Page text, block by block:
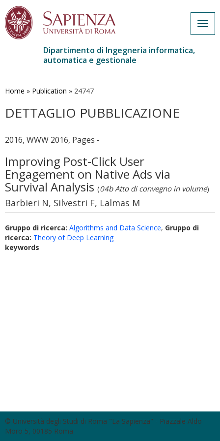
contenuto
Dipartimento di Ingegneria informatica,
automatica e gestionale
Home » Publication » 24747
DETTAGLIO PUBBLICAZIONE
2016, WWW 2016, Pages -
Improving Post-Click User
Engagement on Native Ads via
Survival Analysis (04b Atto di convegno in volume)
Barbieri N, Silvestri F, Lalmas M
Gruppo di ricerca: Algorithms and Data Science, Gruppo di
ricerca: Theory of Deep Learning
keywords
© Università degli Studi di Roma "La Sapienza" - Piazzale Aldo
Moro 5, 00185 Roma